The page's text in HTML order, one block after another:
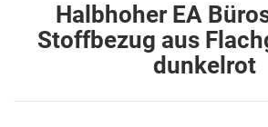
Halbhoher EA
Stoffbezug aus
dunkelrot